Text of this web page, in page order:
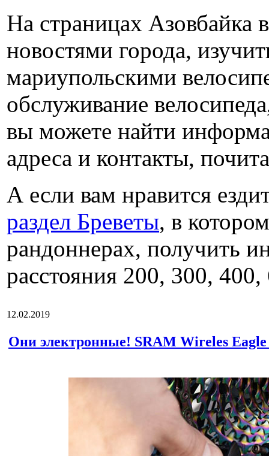
На страницах Азовбайка
новостями города,
мариупольскими
обслуживание
вы можете найти
адреса и контакты,
А если вам нравится
раздел Бреветы, в
рандоннерах, получить
расстояния 200, 300,
12.02.2019
Они электронные! SRAM Wireles Eagle